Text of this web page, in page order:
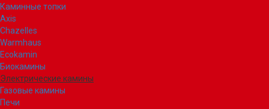
Каминные топки
Axis
Chazelles
Warmhaus
Ecokamin
Биокамины
Электрические камины
Газовые камины
Печи